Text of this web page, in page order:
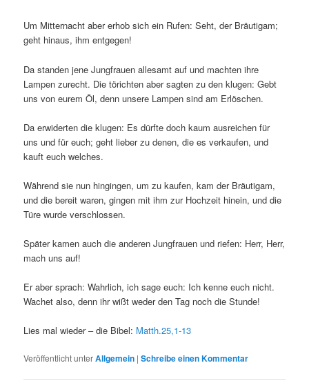
Um Mitternacht aber erhob sich ein Rufen: Seht, der Bräutigam;
geht hinaus, ihm entgegen!
Da standen jene Jungfrauen allesamt auf und machten ihre
Lampen zurecht. Die törichten aber sagten zu den klugen: Gebt
uns von eurem Öl, denn unsere Lampen sind am Erlöschen.
Da erwiderten die klugen: Es dürfte doch kaum ausreichen für
uns und für euch; geht lieber zu denen, die es verkaufen, und
kauft euch welches.
Während sie nun hingingen, um zu kaufen, kam der Bräutigam,
und die bereit waren, gingen mit ihm zur Hochzeit hinein, und die
Türe wurde verschlossen.
Später kamen auch die anderen Jungfrauen und riefen: Herr, Herr,
mach uns auf!
Er aber sprach: Wahrlich, ich sage euch: Ich kenne euch nicht.
Wachet also, denn ihr wißt weder den Tag noch die Stunde!
Lies mal wieder – die Bibel: Matth.25,1-13
Veröffentlicht unterAllgemein |Schreibe einen Kommentar